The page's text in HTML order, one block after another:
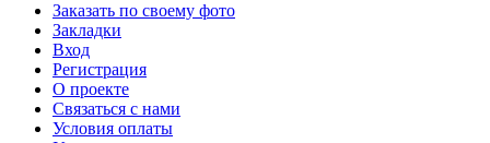
Заказать по своему фото
Закладки
Вход
Регистрация
О проекте
Связаться с нами
Условия оплаты